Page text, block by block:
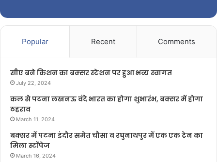
Popular Recent Comments
सीए बने किशन का बक्सर स्टेशन पर हुआ भव्य स्वागत
July 22, 2024
कल से पटना लखनऊ वंदे भारत का होगा शुभारंभ, बक्सर में होगा
ठहराव
March 11, 2024
बक्सर में पटना इंदौर समेत चौसा व रघुनाथपुर में एक एक ट्रेन का
मिला स्टॉपेज
March 16, 2024